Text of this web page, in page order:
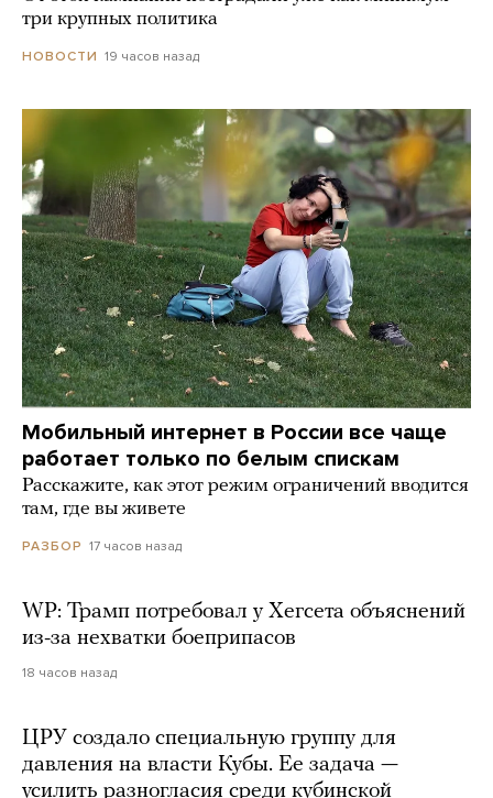
три крупных политика
НОВОСТИ 19 часов назад
Мобильный интернет в России все чаще
работает только по белым спискам
Расскажите, как этот режим ограничений вводится
там, где вы живете
РАЗБОР 17 часов назад
WP: Трамп потребовал у Хегсета объяснений
из-за нехватки боеприпасов
18 часов назад
ЦРУ создало специальную группу для
давления на власти Кубы. Ее задача —
усилить разногласия среди кубинской